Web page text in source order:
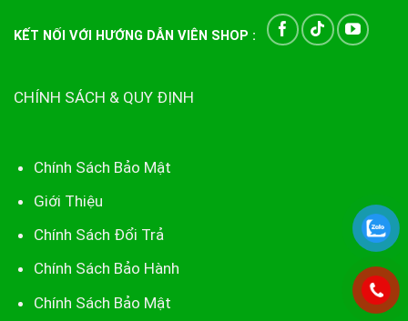
KẾT NỐI VỚI HƯỚNG DẪN VIÊN SHOP :
CHÍNH SÁCH & QUY ĐỊNH
Chính Sách Bảo Mật
Giới Thiệu
Chính Sách Đổi Trả
Chính Sách Bảo Hành
Chính Sách Bảo Mật